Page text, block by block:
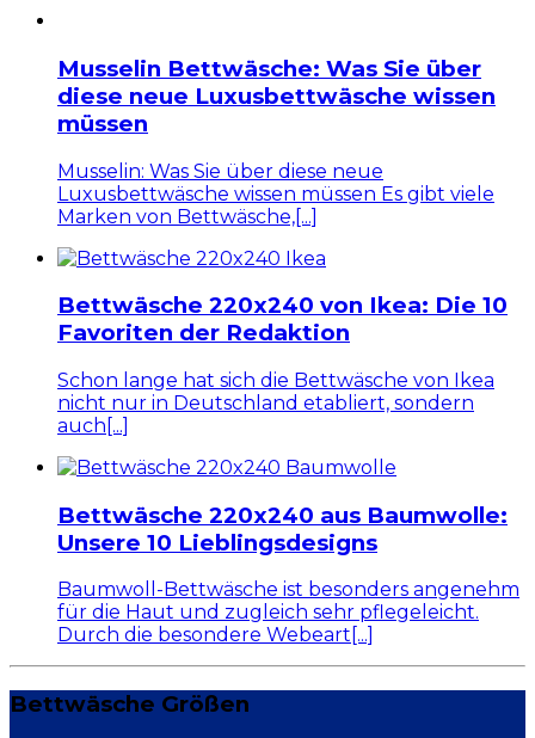
Musselin Bettwäsche: Was Sie über
diese neue Luxusbettwäsche wissen
müssen
Musselin: Was Sie über diese neue
Luxusbettwäsche wissen müssen Es gibt viele
Marken von Bettwäsche,[...]
Bettwäsche 220x240 von Ikea: Die 10
Favoriten der Redaktion
Schon lange hat sich die Bettwäsche von Ikea
nicht nur in Deutschland etabliert, sondern
auch[...]
Bettwäsche 220x240 aus Baumwolle:
Unsere 10 Lieblingsdesigns
Baumwoll-Bettwäsche ist besonders angenehm
für die Haut und zugleich sehr pflegeleicht.
Durch die besondere Webeart[...]
Bettwäsche Größen